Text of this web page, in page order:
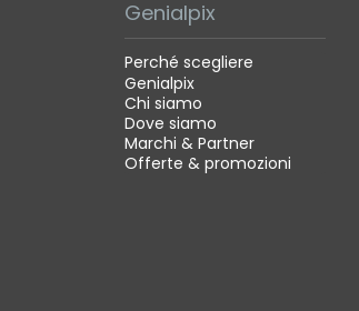
Genialpix
Perché scegliere
Genialpix
Chi siamo
Dove siamo
Marchi & Partner
Offerte & promozioni